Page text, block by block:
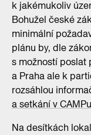
k jakémukoliv
Bohužel české
minimální
plánu by, dle
s možností poslat
a Praha ale k
rozsáhlou
a setkání v CAMPu
Na desítkách